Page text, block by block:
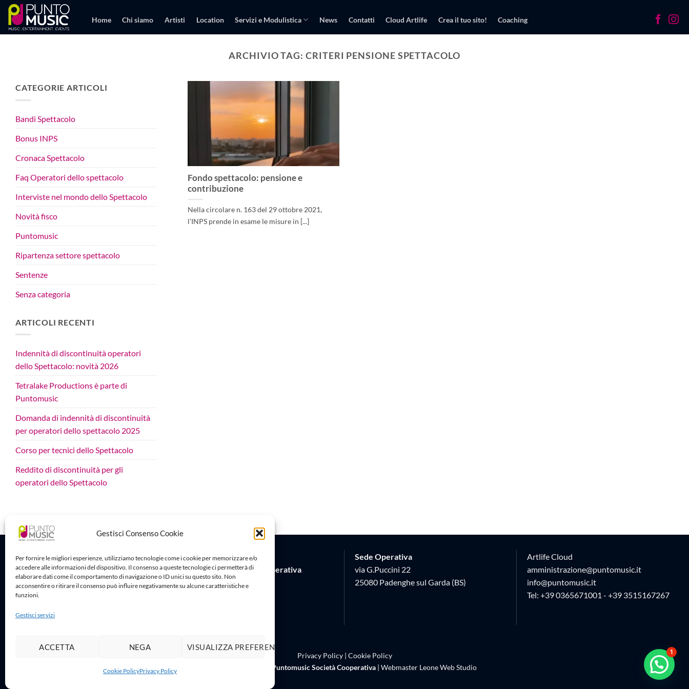
Gestisci Consenso Cookie
Per fornire le migliori esperienze, utilizziamo tecnologie come i cookie per memorizzare e/o
accedere alle informazioni del dispositivo. Il consenso a queste tecnologie ci permetterà di
elaborare dati come il comportamento di navigazione o ID unici su questo sito. Non
acconsentire o ritirare il consenso può influire negativamente su alcune caratteristiche e
funzioni.
Gestisci servizi
ACCETTA NEGA VISUALIZZA PREFERENZE
Cookie PolicyPrivacy Policy
Salta
contenuti
Home Chi siamo Artisti Location Servizi e Modulistica News Contatti Cloud Artlife Crea il tuo sito! Coaching
ARCHIVIO TAG:CRITERI PENSIONE SPETTACOLO
CATEGORIE ARTICOLI
Bandi Spettacolo
Bonus INPS
Cronaca Spettacolo
Faq Operatori dello spettacolo
Interviste nel mondo dello Spettacolo
Novità fisco
Puntomusic
Ripartenza settore spettacolo
Sentenze
Senza categoria
ARTICOLI RECENTI
Indennità di discontinuità operatori
dello Spettacolo: novità 2026
Tetralake Productions è parte di
Puntomusic
Domanda di indennità di discontinuità
per operatori dello spettacolo 2025
Corso per tecnici dello Spettacolo
Reddito di discontinuità per gli
operatori dello Spettacolo
Fondo spettacolo: pensione e
contribuzione
Nella circolare n. 163 del 29 ottobre 2021,
l’INPS prende in esame le misure in [...]
Sede Legale
Puntomusic Società Cooperativa
Via G.B. Rota 17
Sede Operativa
via G.Puccini 22
25080 Padenghe sul Garda (BS)
Artlife Cloud
amministrazione@puntomusic.it
info@puntomusic.it
Tel: +39 0365671001 - +39 3515167267
Privacy Policy| Cookie Policy
Puntomusic Società Cooperativa | Webmaster Leone Web Studio
1